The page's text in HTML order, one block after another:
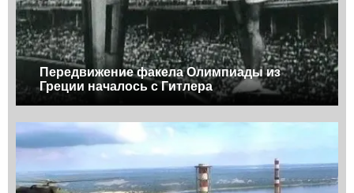
Передвижение факела Олимпиады из
Греции началось с Гитлера